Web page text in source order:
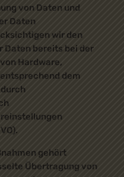
von Daten und
Daten
wir den
Daten bereits bei der
Hardware,
dem
gehört
Übertragung von